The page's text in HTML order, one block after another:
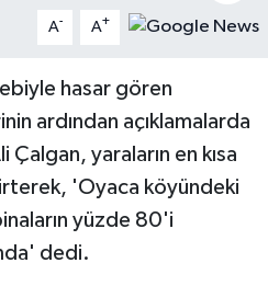
A- A+
hasar gören
ardından açıklamalarda
Çalgan, yaraların en kısa
'Oyaca köyündeki
yüzde 80'i
dedi.